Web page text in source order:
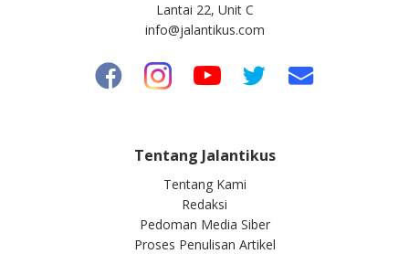
Lantai 22, Unit C
info@jalantikus.com
Tentang Jalantikus
Tentang Kami
Redaksi
Pedoman Media Siber
Proses Penulisan Artikel